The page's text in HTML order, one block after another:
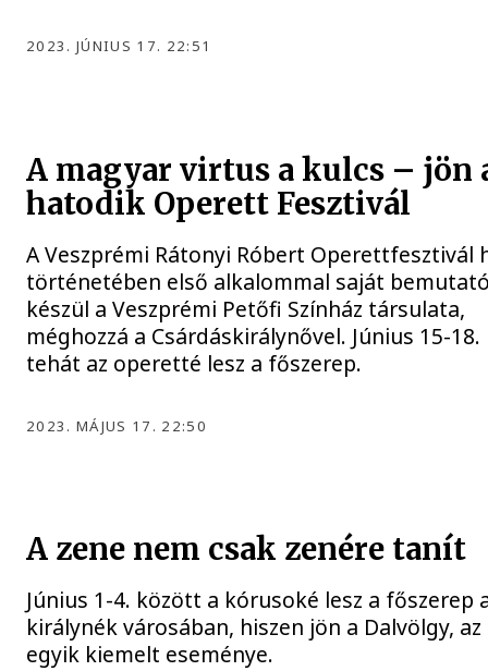
2023. JÚNIUS 17. 22:51
A magyar virtus a kulcs – jön
hatodik Operett Fesztivál
A Veszprémi Rátonyi Róbert Operettfesztivál
történetében első alkalommal saját
készül a Veszprémi Petőfi Színház társulata,
méghozzá a Csárdáskirálynővel. Június 15-
tehát az operetté lesz a főszerep.
2023. MÁJUS 17. 22:50
A zene nem csak zenére tanít
Június 1-4. között a kórusoké lesz a főszerep
királynék városában, hiszen jön a Dalvölgy, az
egyik kiemelt eseménye.